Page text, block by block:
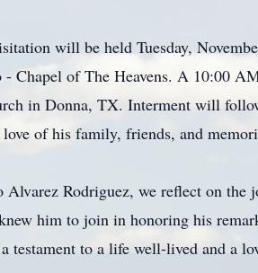
will be held Tuesday,
Chapel of The Heavens. A 10:00
in Donna, TX. Interment will
of his family, friends, and
Rodriguez, we reflect on
him to join in honoring his
to a life well-lived and a